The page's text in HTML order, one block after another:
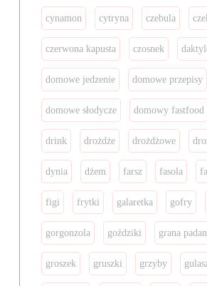
cynamon cytryna czebula
czerwona kapusta czosnek
domowe jedzenie domowe przepisy
domowe słodycze domowy fastfood
drink drożdże drożdżowe
dynia dżem farsz fasola
figi frytki galaretka gofry
gorgonzola goździki grana
groszek gruszki grzyby